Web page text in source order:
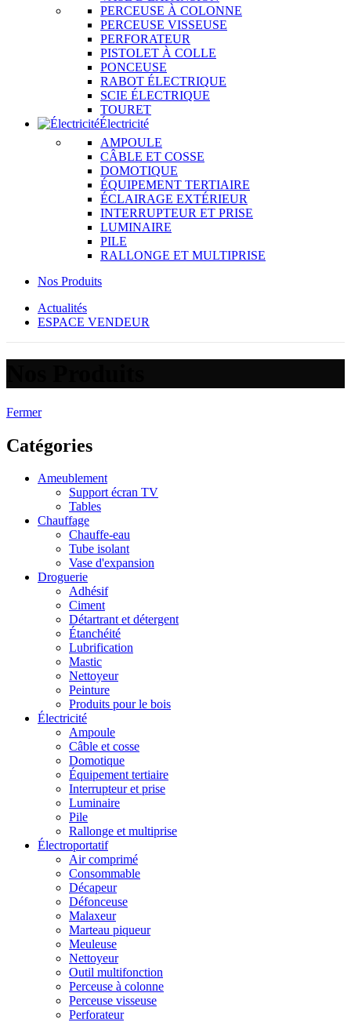
PERCEUSE À COLONNE
PERCEUSE VISSEUSE
PERFORATEUR
PISTOLET À COLLE
PONCEUSE
RABOT ÉLECTRIQUE
SCIE ÉLECTRIQUE
TOURET
Électricité
AMPOULE
CÂBLE ET COSSE
DOMOTIQUE
ÉQUIPEMENT TERTIAIRE
ÉCLAIRAGE EXTÉRIEUR
INTERRUPTEUR ET PRISE
LUMINAIRE
PILE
RALLONGE ET MULTIPRISE
Nos Produits
Actualités
ESPACE VENDEUR
Fermer
Catégories
Ameublement
Support écran TV
Tables
Chauffage
Chauffe-eau
Tube isolant
Vase d'expansion
Droguerie
Adhésif
Ciment
Détartrant et détergent
Étanchéité
Lubrification
Mastic
Nettoyeur
Peinture
Produits pour le bois
Électricité
Ampoule
Câble et cosse
Domotique
Équipement tertiaire
Interrupteur et prise
Luminaire
Pile
Rallonge et multiprise
Électroportatif
Air comprimé
Consommable
Décapeur
Défonceuse
Malaxeur
Marteau piqueur
Meuleuse
Nettoyeur
Outil multifonction
Perceuse à colonne
Perceuse visseuse
Perforateur